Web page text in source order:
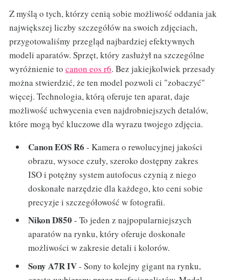
Z myślą o tych, którzy cenią sobie możliwość oddania jak
największej liczby szczegółów na swoich zdjęciach,
przygotowaliśmy przegląd najbardziej efektywnych
modeli aparatów. Sprzęt, który zasłużył na szczególne
wyróżnienie to canon eos r6. Bez jakiejkolwiek przesady
można stwierdzić, że ten model pozwoli ci "zobaczyć"
więcej. Technologia, którą oferuje ten aparat, daje
możliwość uchwycenia even najdrobniejszych detalów,
które mogą być kluczowe dla wyrazu twojego zdjęcia.
Canon EOS R6 - Kamera o rewolucyjnej jakości
obrazu, wysoce czuły, szeroko dostępny zakres
ISO i potężny system autofocus czynią z niego
doskonałe narzędzie dla każdego, kto ceni sobie
precyzje i szczegółowość w fotografii.
Nikon D850 - To jeden z najpopularniejszych
aparatów na rynku, który oferuje doskonałe
możliwości w zakresie detali i kolorów.
Sony A7R IV- Sony to kolejny gigant na rynku,